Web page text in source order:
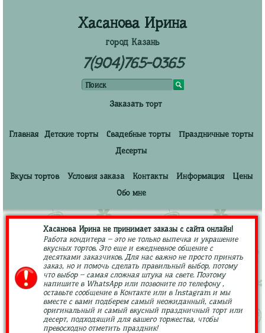
Хасанова Ирина
город Казань
7(904)765-0365
Заказать торт
Главная Детские торты Свадебные торты
Праздничные торты
Десерты
Вкусы тортов Условия заказа Контакты Информация
Цены
Обо мне
Хасанова Ирина не принимает заказы с сайта онлайн!
Работа кондитера – это не только выпечка и украшение
вкусных тортов. Это еще и ежедневное общение с
десятками заказчиков. Для нас важно не просто принять
заказ, но и помочь сделать правильный выбор, потому
что выбор – самая сложная штука на свете. Поэтому
напишите в WhatsApp или позвоните по телефону ,
оставьте сообщение в Контакте или в Instagram и мы
вместе с вами подберем самый неожиданный, самый
оригинальный и самый вкусный праздничный торт или
десерт, подходящий для вашего торжества, чтобы
превосходно отметить праздник!